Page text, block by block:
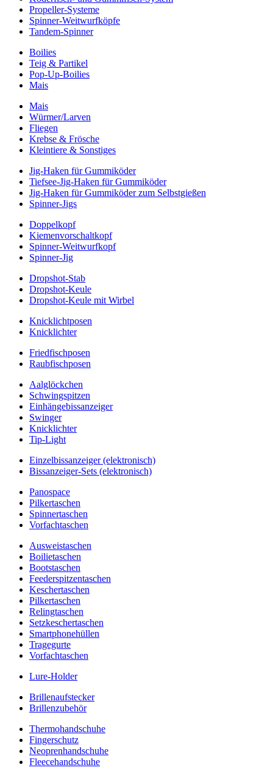
Propeller-Systeme
Spinner-Weitwurfköpfe
Tandem-Spinner
Boilies
Teig & Partikel
Pop-Up-Boilies
Mais
Mais
Würmer/Larven
Fliegen
Krebse & Frösche
Kleintiere & Sonstiges
Jig-Haken für Gummiköder
Tiefsee-Jig-Haken für Gummiköder
Jig-Haken für Gummiköder zum Selbstgießen
Spinner-Jigs
Doppelkopf
Kiemenvorschaltkopf
Spinner-Weitwurfkopf
Spinner-Jig
Dropshot-Stab
Dropshot-Keule
Dropshot-Keule mit Wirbel
Knicklichtposen
Knicklichter
Friedfischposen
Raubfischposen
Aalglöckchen
Schwingspitzen
Einhängebissanzeiger
Swinger
Knicklichter
Tip-Light
Einzelbissanzeiger (elektronisch)
Bissanzeiger-Sets (elektronisch)
Panospace
Pilkertaschen
Spinnertaschen
Vorfachtaschen
Ausweistaschen
Boilietaschen
Bootstaschen
Feederspitzentaschen
Keschertaschen
Pilkertaschen
Relingtaschen
Setzkeschertaschen
Smartphonehüllen
Tragegurte
Vorfachtaschen
Lure-Holder
Brillenaufstecker
Brillenzubehör
Thermohandschuhe
Fingerschutz
Neoprenhandschuhe
Fleecehandschuhe